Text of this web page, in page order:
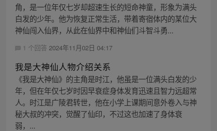
角，是一位年仅七岁却超速生长的短命神童，形象为满头
白发的少年。他为恢复正常生活，带着寄宿体内的某位大
神仙闯入仙界，从此在仙界中和神仙们斗智斗勇...
1 个回答 2024年11月02日 04:17
我是大神仙人物介绍关系
《我是大神仙》的主角是时江，他虽是一位满头白发的少
年，但在年仅七岁时因早衰症身体发育迅速且智力远超常
人。时江是广陵君转世，他在小学上课期间意外卷入与神
秘大叔的冲突，觉醒了仙印，不过这也加速了身体衰
弱，...